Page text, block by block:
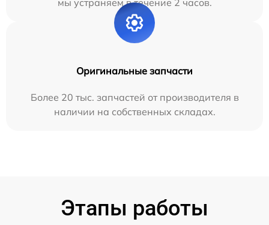
мы устраняем в течение 2 часов.
Оригинальные запчасти
Более 20 тыс. запчастей от производителя в
наличии на собственных складах.
Этапы работы